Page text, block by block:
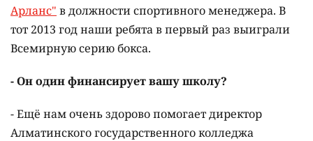
Арланс" в должности спортивного менеджера. В
тот 2013 год наши ребята в первый раз выиграли
Всемирную серию бокса.
- Он один финансирует вашу школу?
- Ещё нам очень здорово помогает директор
Алматинского государственного колледжа